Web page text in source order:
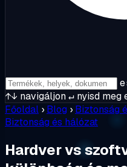
↑↓ navigáljon↵ nyisd meg
Főoldal › Blog › Biztonság
Biztonság és hálózat
Hardver vs